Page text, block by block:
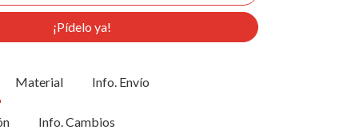
¡Pídelo ya!
Material Info. Envío
Info. Cambios